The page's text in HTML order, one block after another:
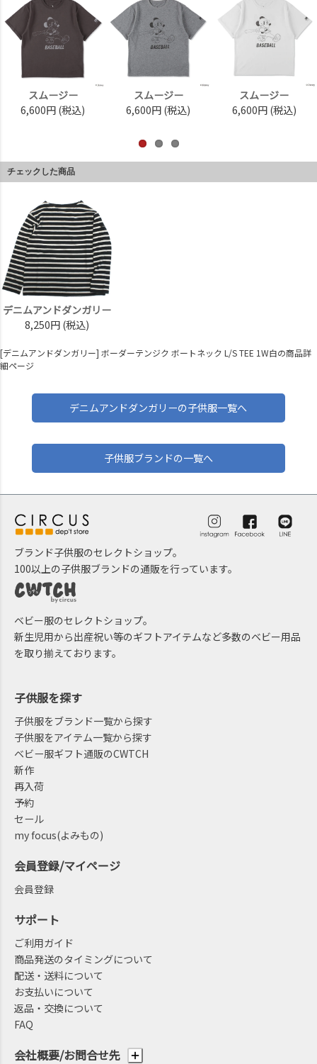
スムージー
6,600円 (税込)
スムージー
6,600円 (税込)
スムージー
6,600円 (税込)
チェックした商品
デニムアンドダンガリー
8,250円 (税込)
[デニムアンドダンガリー] ボーダーテンジク ボートネック L/S TEE 1W白の商品詳
細ページ
デニムアンドダンガリーの子供服一覧へ
子供服ブランドの一覧へ
ブランド子供服のセレクトショップ。
100以上の子供服ブランドの通販を行っています。
ベビー服のセレクトショップ。
新生児用から出産祝い等のギフトアイテムなど多数のベビー用品
を取り揃えております。
会社概要/お問合せ先
子供服を探す
子供服をブランド一覧から探す
子供服をアイテム一覧から探す
ベビー服ギフト通販のCWTCH
新作
再入荷
予約
セール
my focus(よみもの)
会員登録/マイページ
会員登録
サポート
ご利用ガイド
商品発送のタイミングについて
配送・送料について
お支払いについて
返品・交換について
FAQ